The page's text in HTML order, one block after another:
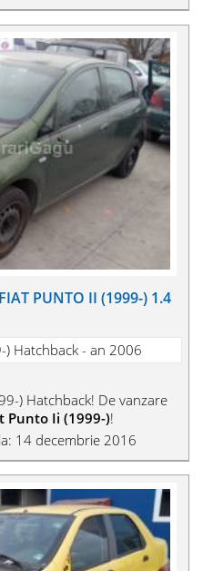
PUNTO II (1999-) 1.4
) Hatchback - an 2006
) Hatchback! De vanzare
Punto Ii (1999-)!
14 decembrie 2016